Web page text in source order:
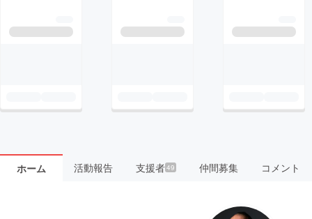
ホーム 活動報告 支援者49 仲間募集 コメント